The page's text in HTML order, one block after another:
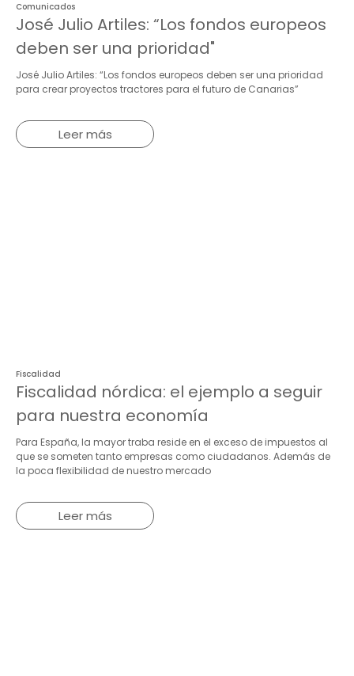
Comunicados
José Julio Artiles: “Los fondos europeos
deben ser una prioridad"
José Julio Artiles: “Los fondos europeos deben ser una prioridad
para crear proyectos tractores para el futuro de Canarias”
Leer más
Fiscalidad
Fiscalidad nórdica: el ejemplo a seguir
para nuestra economía
Para España, la mayor traba reside en el exceso de impuestos al
que se someten tanto empresas como ciudadanos. Además de
la poca flexibilidad de nuestro mercado
Leer más